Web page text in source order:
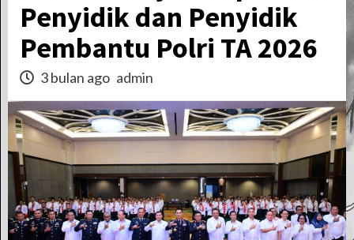
Penyidik dan Penyidik
Pembantu Polri TA 2026
3 bulan ago admin